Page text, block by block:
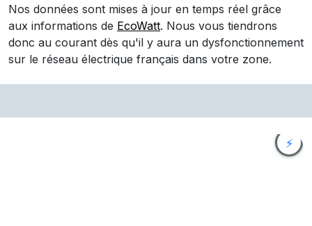
Nos données sont mises à jour en temps réel grâce
aux informations de EcoWatt. Nous vous tiendrons
donc au courant dès qu'il y aura un dysfonctionnement
sur le réseau électrique français dans votre zone.
⚡